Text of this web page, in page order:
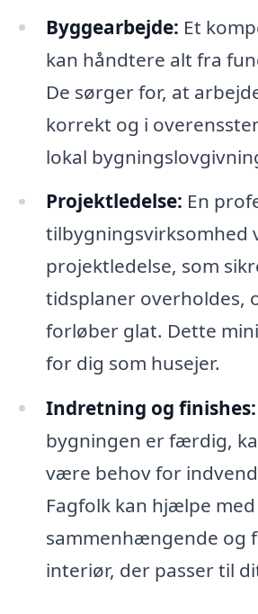
Byggearbejde: Et
kan håndtere alt fra
De sørger for, at
korrekt og i
lokal
Projektledelse: En
tilbygningsvirksomhed
projektledelse, som
tidsplaner overholdes,
forløber glat. Dette
for dig som husejer.
Indretning og finishes:
bygningen er færdig,
være behov for
Fagfolk kan hjælpe
sammenhængende og
interiør, der passer til